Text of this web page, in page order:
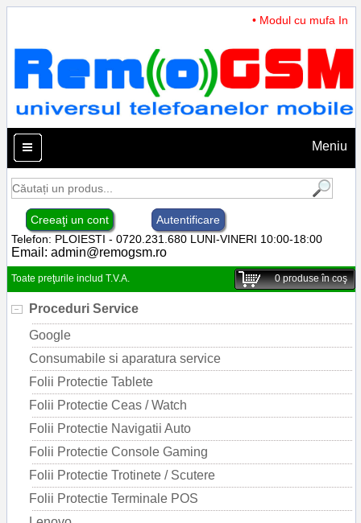
• Modul cu mufa
Meniu
Creeaţi un cont
Autentificare
Telefon: PLOIESTI - 0720.231.680 LUNI-VINERI 10:00-18:00
Email: admin@remogsm.ro
Toate preţurile includ T.V.A. 0produse în coş
Proceduri Service
Google
Consumabile si aparatura service
Folii Protectie Tablete
Folii Protectie Ceas / Watch
Folii Protectie Navigatii Auto
Folii Protectie Console Gaming
Folii Protectie Trotinete / Scutere
Folii Protectie Terminale POS